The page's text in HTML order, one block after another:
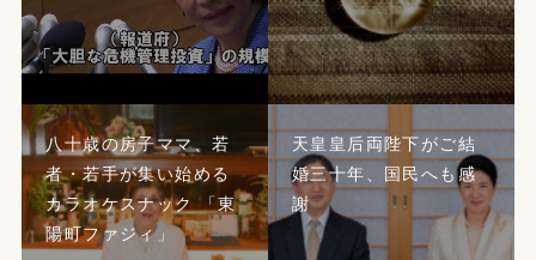
八十歳の房子ママ、若
者・若手が集い始める
カラオケスナック 「東
陽町ファジィ」
天皇皇后両陛下がご結
婚三十年、国民へも感
謝